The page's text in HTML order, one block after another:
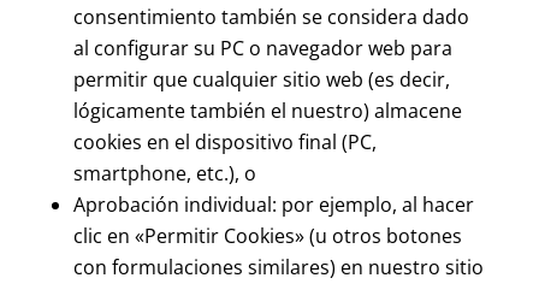
consentimiento también se considera dado
al configurar su PC o navegador web para
permitir que cualquier sitio web (es decir,
lógicamente también el nuestro) almacene
cookies en el dispositivo final (PC,
smartphone, etc.), o
Aprobación individual: por ejemplo, al hacer
clic en «Permitir Cookies» (u otros botones
con formulaciones similares) en nuestro sitio